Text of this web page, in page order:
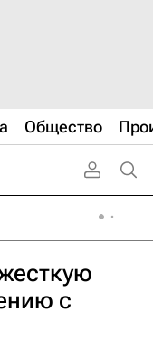
Общество
с